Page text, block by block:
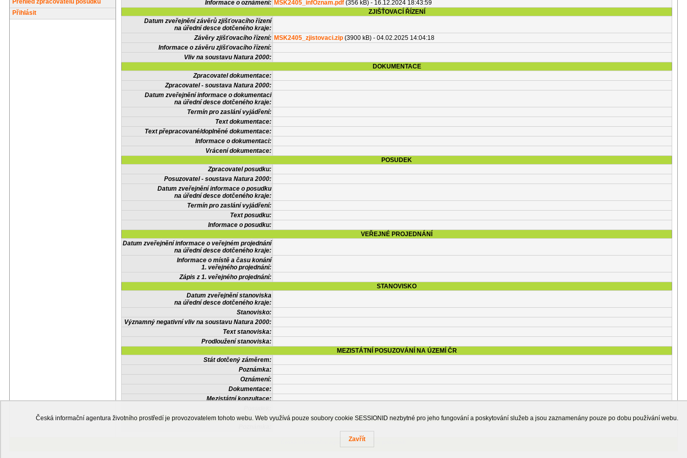
Přehled zpracovatelů posudků
Přihlásit
Informace o oznámení: MSK2405_infOznam.pdf (356 kB) - 16.12.2024 18:43:59
ZJIŠŤOVACÍ ŘÍZENÍ
Datum zveřejnění závěrů zjišťovacího řízení
na úřední desce dotčeného kraje:
Závěry zjišťovacího řízení: MSK2405_zjistovaci.zip (3900 kB) - 04.02.2025 14:04:18
Informace o závěru zjišťovacího řízení:
Vliv na soustavu Natura 2000:
DOKUMENTACE
Zpracovatel dokumentace:
Zpracovatel - soustava Natura 2000:
Datum zveřejnění informace o dokumentaci
na úřední desce dotčeného kraje:
Termín pro zaslání vyjádření:
Text dokumentace:
Text přepracované/doplněné dokumentace:
Informace o dokumentaci:
Vrácení dokumentace:
POSUDEK
Zpracovatel posudku:
Posuzovatel - soustava Natura 2000:
Datum zveřejnění informace o posudku
na úřední desce dotčeného kraje:
Termín pro zaslání vyjádření:
Text posudku:
Informace o posudku:
VEŘEJNÉ PROJEDNÁNÍ
Datum zveřejnění informace o veřejném projednání
na úřední desce dotčeného kraje:
Informace o místě a času konání
1. veřejného projednání:
Zápis z 1. veřejného projednání:
STANOVISKO
Datum zveřejnění stanoviska
na úřední desce dotčeného kraje:
Stanovisko:
Významný negativní vliv na soustavu Natura 2000:
Text stanoviska:
Prodloužení stanoviska:
MEZISTÁTNÍ POSUZOVÁNÍ NA ÚZEMÍ ČR
Stát dotčený záměrem:
Poznámka:
Oznámení:
Dokumentace:
Mezistátní konzultace:
OSTATNÍ INFORMACE
Česká informační agentura životního prostředí
Česká informační agentura životního prostředí je provozovatelem tohoto webu. Web využívá pouze soubory cookie SESSIONID nezbytné pro jeho fungování a poskytování služeb a jsou zaznamenány pouze po dobu používání webu.
Zavřít